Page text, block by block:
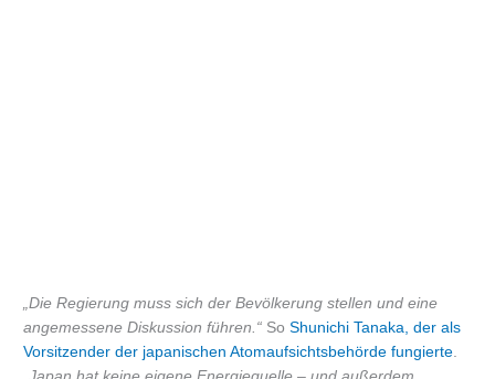
„Die Regierung muss sich der Bevölkerung stellen und eine
angemessene Diskussion führen.“ SoShunichi Tanaka, der als
Vorsitzender der japanischen Atomaufsichtsbehörde fungierte